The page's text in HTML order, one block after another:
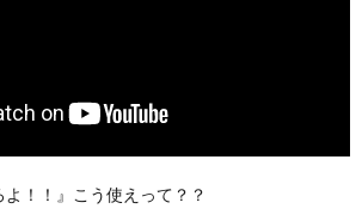
よ！！』こう使えって？？